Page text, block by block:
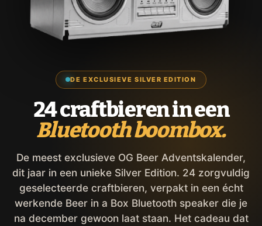
DE EXCLUSIEVE SILVER EDITION
24 craftbieren in een
Bluetooth boombox.
De meest exclusieve OG Beer Adventskalender,
dit jaar in een unieke Silver Edition. 24 zorgvuldig
geselecteerde craftbieren, verpakt in een écht
werkende Beer in a Box Bluetooth speaker die je
na december gewoon laat staan. Het cadeau dat